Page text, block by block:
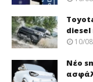
diesel
10/
Νέo